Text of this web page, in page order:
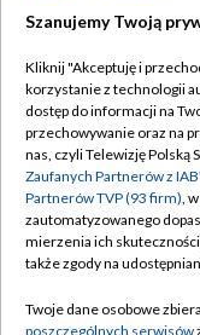
Szanujemy Twoją
Kliknij "Akceptuję i
korzystanie z technologii
dostęp do informacji na
przechowywanie oraz na
nas, czyli Telewizję Polską
Zaufanych Partnerów z
Partnerów TVP (93 firm),
zautomatyzowanego
mierzenia ich
także zgody na
Twoje dane osobowe
poszczególnych serwisów